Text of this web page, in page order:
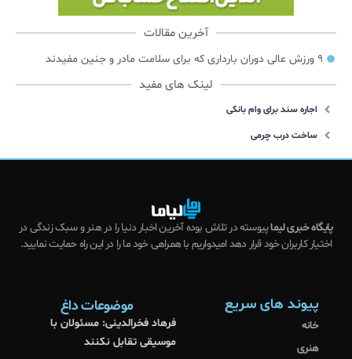
آخرین مقالات
۹ ورزش عالی دوران بارداری که برای سلامت مادر و جنین مفیدند
لینک های مفید
اجاره سند برای وام بانکی
ساخت درب چرمی
پایگاه خبری لیماپیوسته در تلاش بوده آخرین اخبار دنیا را در هنر و سبک زندگی در
اختیار کاربران خود قرار دهد امیدواریم با همراهی خود ما را در این راه حمایت نمایید.
پیوند های سریع
خانه
هنری
موضوعات داغ
فرهاد فخرالدینی: مسئولان با
موسیقی تقابل نکنند